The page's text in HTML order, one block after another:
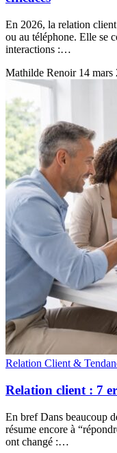
En 2026, la relation
ou au téléphone. Elle se
interactions :…
Mathilde Renoir 14 mars
Relation Client &
Relation client : 7
En bref Dans beaucoup
résume encore à
ont changé :…